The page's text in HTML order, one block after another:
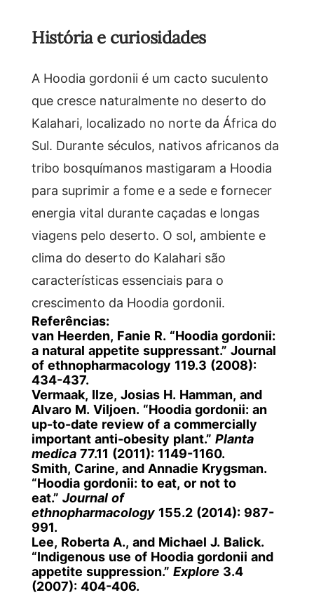
História e curiosidades
A Hoodia gordonii é um cacto suculento
que cresce naturalmente no deserto do
Kalahari, localizado no norte da África do
Sul. Durante séculos, nativos africanos da
tribo bosquímanos mastigaram a Hoodia
para suprimir a fome e a sede e fornecer
energia vital durante caçadas e longas
viagens pelo deserto. O sol, ambiente e
clima do deserto do Kalahari são
características essenciais para o
crescimento da Hoodia gordonii.
Referências:
van Heerden, Fanie R. “Hoodia gordonii:
a natural appetite suppressant.” Journal
of ethnopharmacology 119.3 (2008):
434-437.
Vermaak, Ilze, Josias H. Hamman, and
Alvaro M. Viljoen. “Hoodia gordonii: an
up-to-date review of a commercially
important anti-obesity plant.” Planta
medica77.11 (2011): 1149-1160.
Smith, Carine, and Annadie Krygsman.
“Hoodia gordonii: to eat, or not to
eat.” Journal of
ethnopharmacology155.2 (2014): 987-
991.
Lee, Roberta A., and Michael J. Balick.
“Indigenous use of Hoodia gordonii and
appetite suppression.” Explore 3.4
(2007): 404-406.